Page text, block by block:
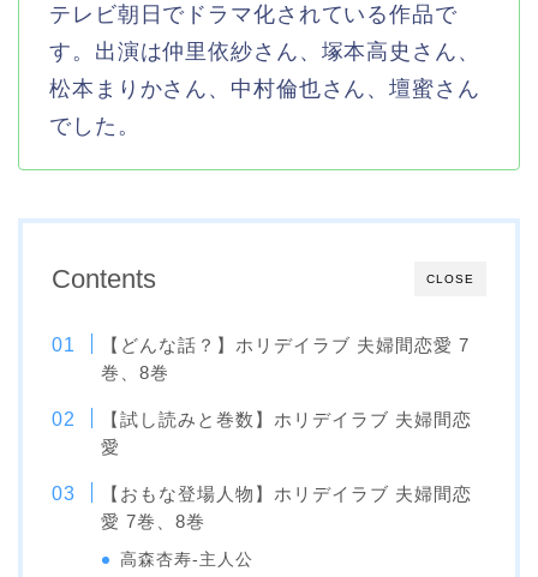
テレビ朝日でドラマ化されている作品で
す。出演は仲里依紗さん、塚本高史さん、
松本まりかさん、中村倫也さん、壇蜜さん
でした。
CLOSE
Contents
【どんな話？】ホリデイラブ 夫婦間恋愛 7
巻、8巻
【試し読みと巻数】ホリデイラブ 夫婦間恋
愛
【おもな登場人物】ホリデイラブ 夫婦間恋
愛 7巻、8巻
高森杏寿-主人公